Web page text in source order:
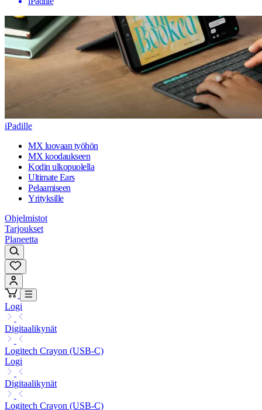
iPadille
MX luovaan työhön
MX koodaukseen
Kodin ulkopuolella
Ultimate Ears
Pelaamiseen
Yrityksille
Ohjelmistot
Tarjoukset
Planeetta
Logi
Digitaalikynät
Logitech Crayon (USB-C)
Logi
Digitaalikynät
Logitech Crayon (USB-C)